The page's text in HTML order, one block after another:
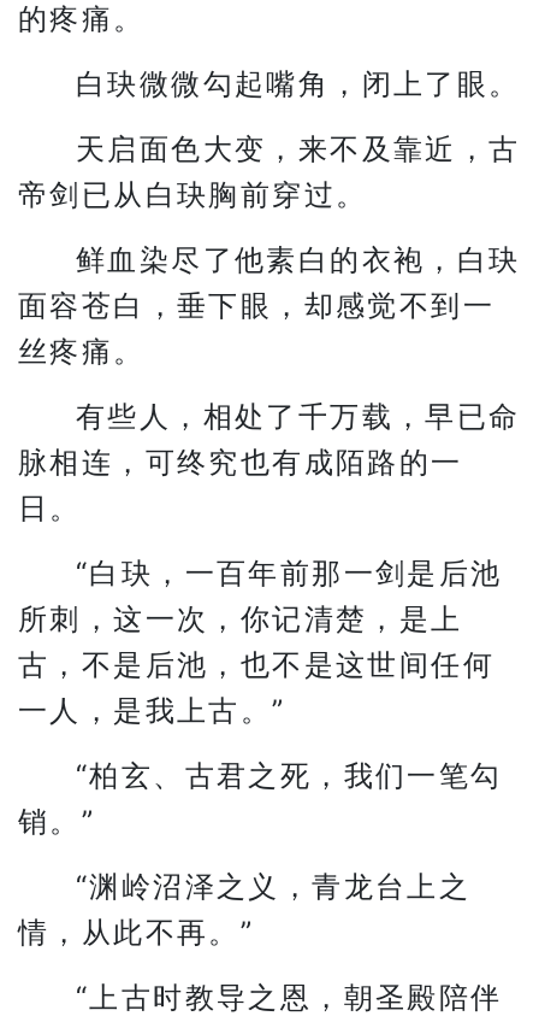
的疼痛。
白玦微微勾起嘴角，闭上了眼。
天启面色大变，来不及靠近，古
帝剑已从白玦胸前穿过。
鲜血染尽了他素白的衣袍，白玦
面容苍白，垂下眼，却感觉不到一
丝疼痛。
有些人，相处了千万载，早已命
脉相连，可终究也有成陌路的一
日。
“白玦，一百年前那一剑是后池
所刺，这一次，你记清楚，是上
古，不是后池，也不是这世间任何
一人，是我上古。”
“柏玄、古君之死，我们一笔勾
销。”
“渊岭沼泽之义，青龙台上之
情，从此不再。”
“上古时教导之恩，朝圣殿陪伴